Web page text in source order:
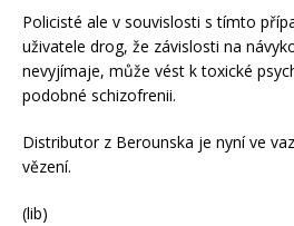
Policisté ale v souvislosti s tímto
uživatele drog, že závislosti na
nevyjímaje, může vést k toxické
podobné schizofrenii.
Distributor z Berounska je nyní ve
vězení.
(lib)